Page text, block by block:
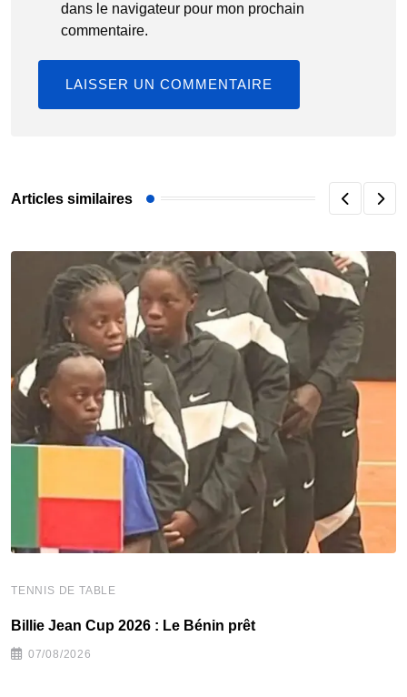
dans le navigateur pour mon prochain
commentaire.
Articles similaires
TENNIS DE TABLE
Billie Jean Cup 2026 : Le Bénin prêt
07/08/2026